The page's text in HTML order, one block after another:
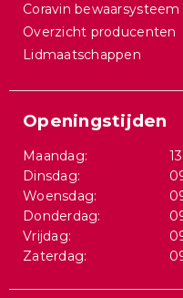
Coravin bewaarsysteem
Overzicht producenten
Lidmaatschappen
Openingstijden
Maandag:
Dinsdag:
Woensdag:
Donderdag:
Vrijdag:
Zaterdag: